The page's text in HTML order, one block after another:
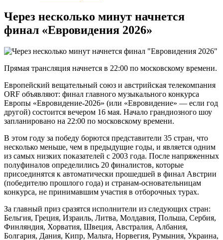
Через несколько минут начнется
финал «Евровидения 2026»
Прямая трансляция начнется в 22:00 по московскому времени.
Европейский вещательный союз и австрийская телекомпания
ORF объявляют: финал главного музыкального конкурса
Европы «Евровидение-2026» (или «Евровидение» — если год
другой) состоится вечером 16 мая. Начало грандиозного шоу
запланировано на 22:00 по московскому времени.
В этом году за победу борются представители 35 стран, что
несколько меньше, чем в предыдущие годы, и является одним
из самых низких показателей с 2003 года. После напряженных
полуфиналов определились 20 финалистов, которые
присоединятся к автоматически прошедшей в финал Австрии
(победителю прошлого года) и странам-основательницам
конкурса, не принимавшим участия в отборочных турах.
За главный приз сразятся исполнители из следующих стран:
Бельгия, Греция, Израиль, Литва, Молдавия, Польша, Сербия,
Финляндия, Хорватия, Швеция, Австралия, Албания,
Болгария, Дания, Кипр, Мальта, Норвегия, Румыния, Украина,